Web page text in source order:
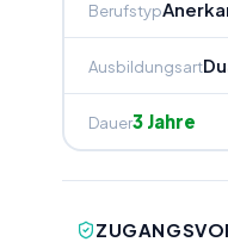
Berufstyp
Ausbildungsart
Dauer3 Jahre